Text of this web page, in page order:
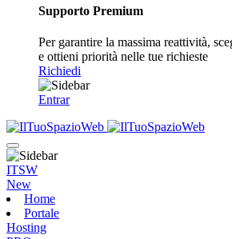
Supporto Premium
Per garantire la massima reattività,
e ottieni priorità nelle tue richieste
Richiedi
Entrar
ITSW
New
Home
Portale
Hosting